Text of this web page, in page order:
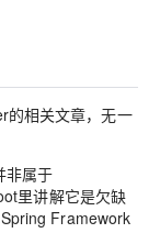
的相关文章，无一
非属于
里讲解它是欠缺
Framework